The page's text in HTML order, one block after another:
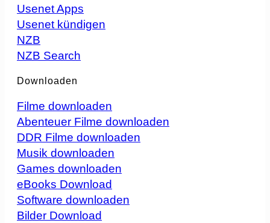
Usenet Apps
Usenet kündigen
NZB
NZB Search
Downloaden
Filme downloaden
Abenteuer Filme downloaden
DDR Filme downloaden
Musik downloaden
Games downloaden
eBooks Download
Software downloaden
Bilder Download